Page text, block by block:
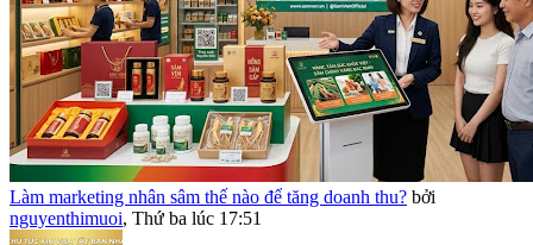
Làm marketing nhân sâm thế nào để tăng doanh thu? bởi
nguyenthimuoi, Thứ ba lúc 17:51